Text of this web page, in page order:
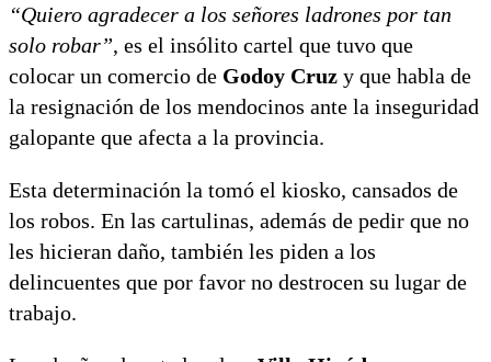
“Quiero agradecer a los señores ladrones por tan
solo robar”, es el insólito cartel que tuvo que
colocar un comercio de Godoy Cruz y que habla de
la resignación de los mendocinos ante la inseguridad
galopante que afecta a la provincia.
Esta determinación la tomó el kiosko, cansados de
los robos. En las cartulinas, además de pedir que no
les hicieran daño, también les piden a los
delincuentes que por favor no destrocen su lugar de
trabajo.